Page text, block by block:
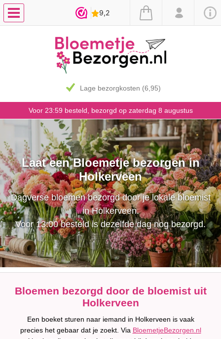
Lage bezorgkosten (6,95)
Voor 23:59 besteld, bezorgd op zaterdag 8 augustus
Laat een Bloemetje bezorgen in
Holkerveen
Dagverse bloemen bezorgd door je lokale bloemist
in Holkerveen.
Voor 13:00 besteld is dezelfde dag nog bezorgd.
Bloemen bezorgd door de bloemist uit
Holkerveen
Een boeket sturen naar iemand in Holkerveen is vaak
precies het gebaar dat je zoekt. Via BloemetjeBezorgen.nl